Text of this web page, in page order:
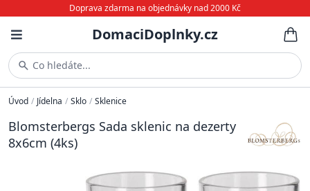
Doprava zdarma na objednávky nad 2000 Kč
DomaciDoplnky.cz
Co hledáte...
Úvod / Jídelna / Sklo / Sklenice
Blomsterbergs Sada sklenic na dezerty
8x6cm (4ks)